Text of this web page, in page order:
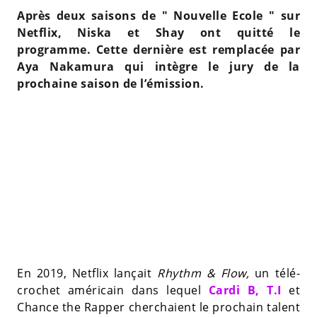
Après deux saisons de " Nouvelle Ecole " sur
Netflix, Niska et Shay ont quitté le
programme. Cette dernière est remplacée par
Aya Nakamura qui intègre le jury de la
prochaine saison de l’émission.
En 2019, Netflix lançait Rhythm & Flow, un télé-
crochet américain dans lequel Cardi B, T.I et
Chance the Rapper cherchaient le prochain talent